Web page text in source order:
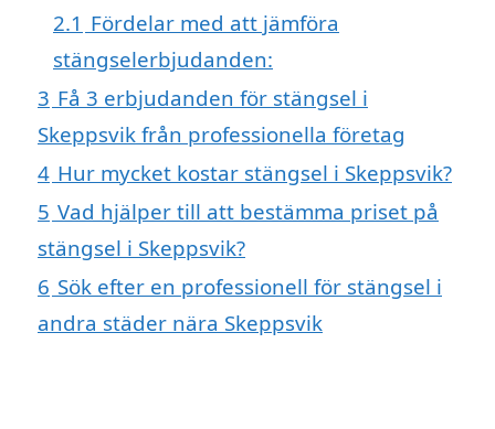
2.1 Fördelar med att jämföra
stängselerbjudanden:
3 Få 3 erbjudanden för stängsel i
Skeppsvik från professionella företag
4 Hur mycket kostar stängsel i Skeppsvik?
5 Vad hjälper till att bestämma priset på
stängsel i Skeppsvik?
6 Sök efter en professionell för stängsel i
andra städer nära Skeppsvik